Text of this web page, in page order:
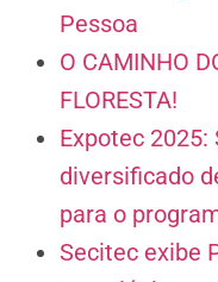
Pessoa
O CAMINHO
FLORESTA!
Expotec
diversificado
para o
Secitec exibe